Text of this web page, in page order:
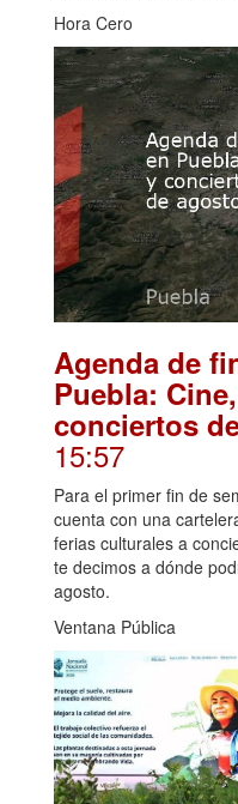
Hora Cero
Agenda de
Puebla:
conciertos
15:57
Para el primer fin de
cuenta con una
ferias culturales a
te decimos a dónde
agosto.
Ventana Pública